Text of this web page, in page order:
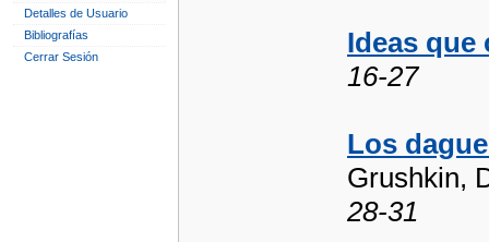
Detalles de Usuario
Bibliografías
Cerrar Sesión
Ideas que
16-27
Los
Grushkin,
28-31